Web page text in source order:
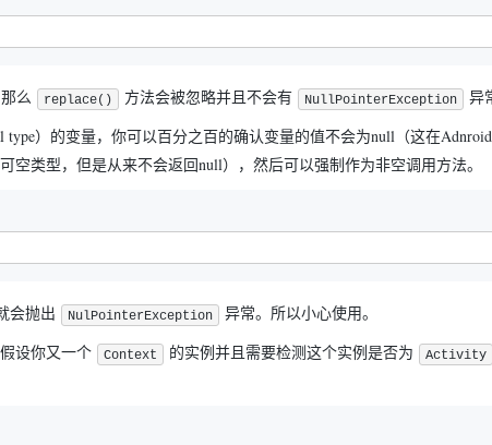
么 replace() 方法会被忽略并且不会有 NullPointerException
异
type）的变量，你可以百分之百的确认变量的值不会为null（这在
空类型，但是从来不会返回null），然后可以强制作为非空调用方法。
会抛出 NulPointerException
异常。所以小心使用。
设你又一个
Context 的实例并且需要检测这个实例是否为 Activity